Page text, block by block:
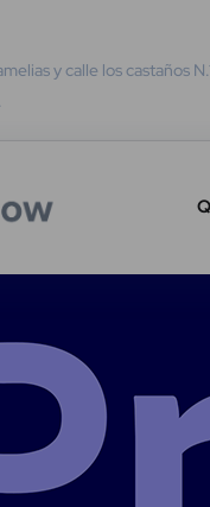
y calle los castaños